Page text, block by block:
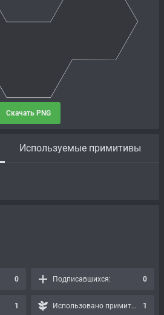
Скачать PNG
Используемые примитивы
0 Подписавшихся: 0
1 Использовано примитивов: 1